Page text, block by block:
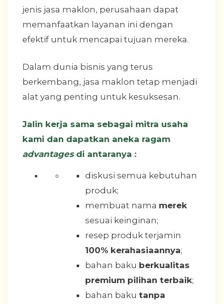
jenis jasa maklon, perusahaan dapat
memanfaatkan layanan ini dengan
efektif untuk mencapai tujuan mereka.
Dalam dunia bisnis yang terus
berkembang, jasa maklon tetap menjadi
alat yang penting untuk kesuksesan.
Jalin kerja sama sebagai mitra usaha
kami dan dapatkan aneka ragam
advantagesdi antaranya :
diskusi semua kebutuhan
produk;
membuat nama merek
sesuai keinginan;
resep produk terjamin
100% kerahasiaannya;
bahan baku berkualitas
premium pilihan terbaik;
bahan baku tanpa